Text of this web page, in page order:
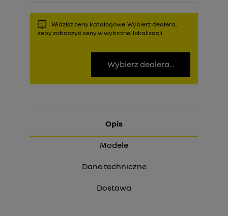
Widzisz ceny katalogowe. Wybierz dealera,
żeby zobaczyć ceny w wybranej lokalizacji
Wybierz dealera...
Opis
Modele
Dane techniczne
Dostawa